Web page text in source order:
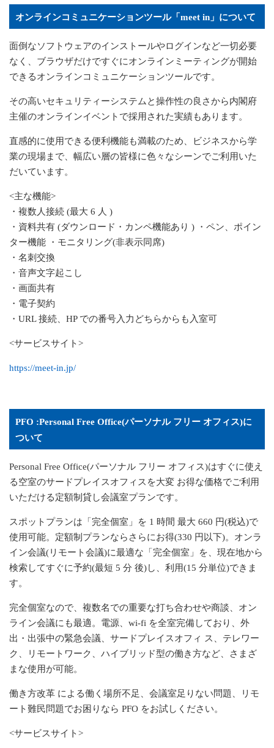
オンラインコミュニケーションツール「 meet in 」について
面倒なソフトウェアのインストールやログインなど一切必要
なく、ブラウザだけですぐにオンラインミーティングが開始
できるオンラインコミュニケーションツールです。
その高いセキュリティーシステムと操作性の良さから内閣府
主催のオンラインイベントで採用された実績もあります。
直感的に使用できる便利機能も満載のため、ビジネスから学
業の現場まで、幅広い層の皆様に色々なシーンでご利用いた
だいています。
<主な機能>
・複数人接続 (最大 6 人 )
・資料共有 (ダウンロード・カンペ機能あり )
・ペン、ポイン
ター機能 ・モニタリング(非表示同席)
・名刺交換
・音声文字起こし
・画面共有
・電子契約
・ URL接続、 HP での番号入力どちらからも入室可
<サービスサイト>
https://meet-in.jp/
PFO :Personal Free Office(パーソナル フリー オフィス)に
ついて
Personal Free Office(パーソナル フリー オフィス)はすぐに使え
る空室のサードプレイスオフィスを大変 お得な価格でご利用
いただける定額制貸し会議室プランです。
スポットプランは「完全個室」を 1 時間 最大 660 円(税込)で
使用可能。 定額制プランならさらにお得(330 円以下)。 オンラ
イン会議(リモート会議)に最適な「完全個室」を、現在地から
検索してすぐに予約(最短 5 分 後)し、利用(15 分単位)できま
す。
完全個室なので、複数名での重要な打ち合わせや商談、オン
ライン会議にも最適。 電源、 wi-fi を全室完備しており、外
出・出張中の緊急会議、サードプレイスオフィ ス、テレワー
ク、リモートワーク、ハイブリッド型の働き方など、さまざ
まな使用が可能。
働き方改革 による働く場所不足、会議室足りない問題、リモ
ート難民問題でお困りなら PFO をお試しください。
<サービスサイト>